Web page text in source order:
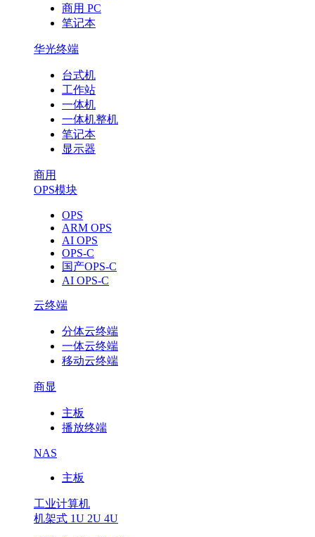
商用 PC
笔记本
华光终端
台式机
工作站
一体机
一体机整机
笔记本
显示器
商用
OPS模块
OPS
ARM OPS
AI OPS
OPS-C
国产OPS-C
AI OPS-C
云终端
分体云终端
一体云终端
移动云终端
商显
主板
播放终端
NAS
主板
工业计算机
机架式 1U 2U 4U